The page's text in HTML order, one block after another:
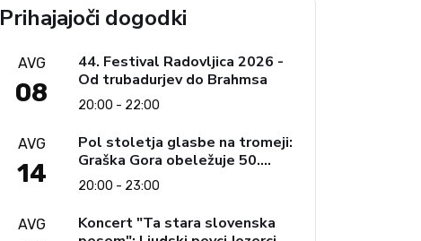
Prihajajoči dogodki
AVG
08
44. Festival Radovljica 2026 -
Od trubadurjev do Brahmsa
20:00 - 22:00
AVG
14
Pol stoletja glasbe na tromeji:
Graška Gora obeležuje 50.
jubilejni festival narodno-
zabavne glasbe
20:00 - 23:00
AVG
Koncert "Ta stara slovenska